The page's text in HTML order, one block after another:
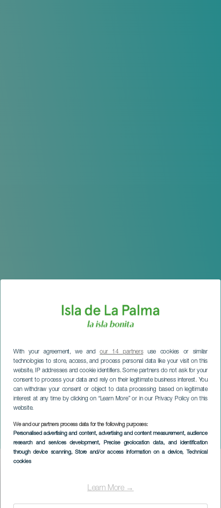
With your agreement, we andour 14 partnersuse cookies or similar
technologies to store, access, and process personal data like your visit on this
website, IP addresses and cookie identifiers. Some partners do not ask for your
consent to process your data and rely on their legitimate business interest. You
can withdraw your consent or object to data processing based on legitimate
interest at any time by clicking on “Learn More” or in our Privacy Policy on this
website.
We and our partners process data for the following purposes:
Personalised advertising and content, advertising and content measurement, audience
research and services development, Precise geolocation data, and identification
through device scanning, Store and/or access information on a device, Technical
cookies
Learn More →
Stilla veckan i Puntagorda
LA PALMA
Imagen